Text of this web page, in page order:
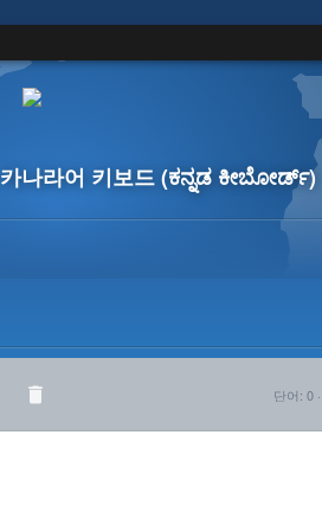
카나라어 키보드(ಕನ್ನಡ ಕೀಬೋರ್ಡ್)
단어: 0 ·